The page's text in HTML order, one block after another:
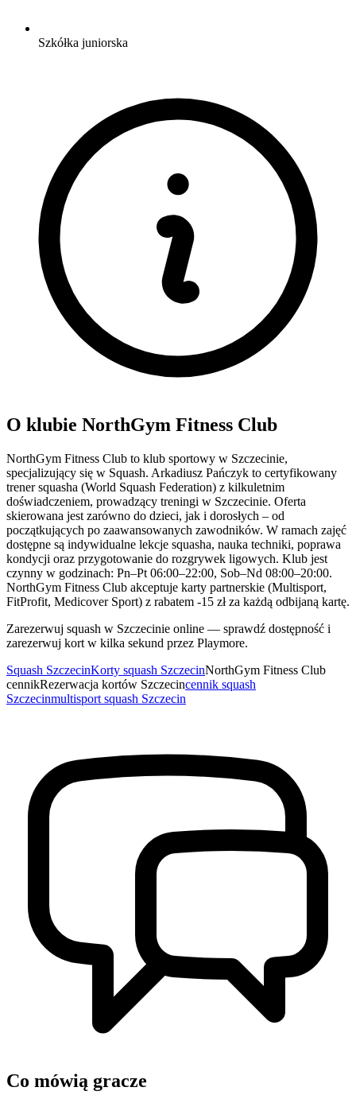
Szkółka juniorska
O klubie NorthGym Fitness Club
NorthGym Fitness Club to klub sportowy w Szczecinie,
specjalizujący się w Squash. Arkadiusz Pańczyk to certyfikowany
trener squasha (World Squash Federation) z kilkuletnim
doświadczeniem, prowadzący treningi w Szczecinie. Oferta
skierowana jest zarówno do dzieci, jak i dorosłych – od
początkujących po zaawansowanych zawodników. W ramach zajęć
dostępne są indywidualne lekcje squasha, nauka techniki, poprawa
kondycji oraz przygotowanie do rozgrywek ligowych. Klub jest
czynny w godzinach: Pn–Pt 06:00–22:00, Sob–Nd 08:00–20:00.
NorthGym Fitness Club akceptuje karty partnerskie (Multisport,
FitProfit, Medicover Sport) z rabatem -15 zł za każdą odbijaną kartę.
Zarezerwuj squash w Szczecinie online — sprawdź dostępność i
zarezerwuj kort w kilka sekund przez Playmore.
Squash SzczecinKorty squash SzczecinNorthGym Fitness Club
cennikRezerwacja kortów Szczecincennik squash
Szczecinmultisport squash Szczecin
Co mówią gracze